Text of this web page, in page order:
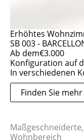
Erhöhtes
SB 003 -
Ab dem€3.000
Konfiguration auf
In verschiedenen
Finden Sie
Wohnbereich